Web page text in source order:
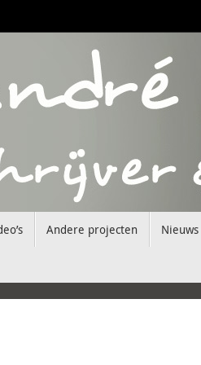
Andere projecten Nieuws